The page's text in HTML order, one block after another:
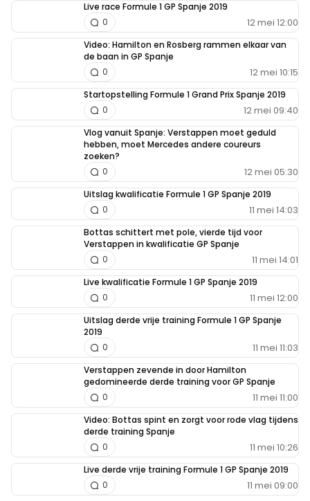
Live race Formule 1 GP Spanje 2019
12 mei 12:00
0
Video: Hamilton en Rosberg rammen elkaar van
de baan in GP Spanje
12 mei 10:15
0
Startopstelling Formule 1 Grand Prix Spanje 2019
12 mei 09:40
0
Vlog vanuit Spanje: Verstappen moet geduld
hebben, moet Mercedes andere coureurs
zoeken?
12 mei 05:30
0
Uitslag kwalificatie Formule 1 GP Spanje 2019
11 mei 14:03
0
Bottas schittert met pole, vierde tijd voor
Verstappen in kwalificatie GP Spanje
11 mei 14:01
0
Live kwalificatie Formule 1 GP Spanje 2019
11 mei 12:00
0
Uitslag derde vrije training Formule 1 GP Spanje
2019
11 mei 11:03
0
Verstappen zevende in door Hamilton
gedomineerde derde training voor GP Spanje
11 mei 11:00
0
Video: Bottas spint en zorgt voor rode vlag tijdens
derde training Spanje
11 mei 10:26
0
Live derde vrije training Formule 1 GP Spanje 2019
11 mei 09:00
0